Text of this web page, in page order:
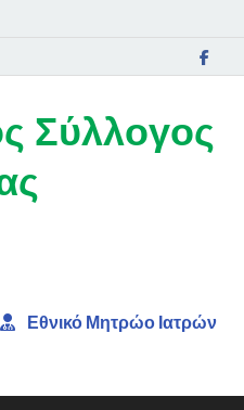
Σύλλογος
Εθνικό Μητρώο Ιατρών